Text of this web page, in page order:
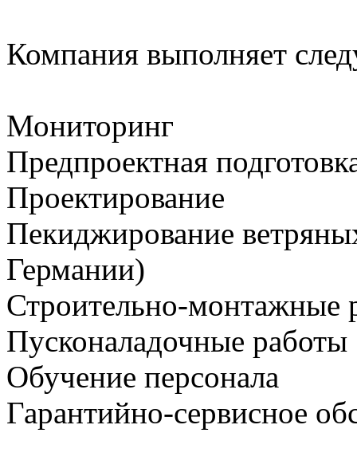
Компания выполняет
Мониторинг
Предпроектная
Проектирование
Пекиджирование
Германии)
Строительно-монтажные
Пусконаладочные работы
Обучение персонала
Гарантийно-сервисное